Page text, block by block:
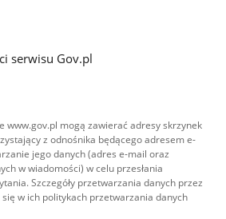
serwisu Gov.pl
www.gov.pl mogą zawierać adresy skrzynek
z odnośnika będącego adresem e-
jego danych (adres e-mail oraz
w wiadomości) w celu przesłania
Szczegóły przetwarzania danych przez
w ich politykach przetwarzania danych